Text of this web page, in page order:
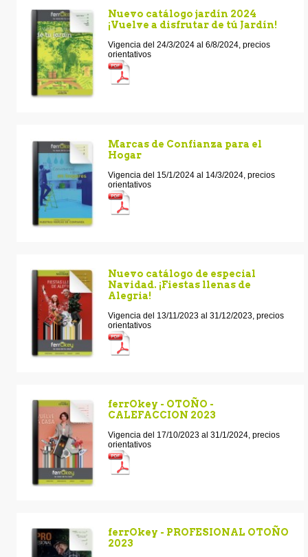
Nuevo catálogo jardín 2024
¡Vuelve a disfrutar de tú Jardín!
Vigencia del 24/3/2024 al 6/8/2024, precios
orientativos
Marcas de Confianza para el
Hogar
Vigencia del 15/1/2024 al 14/3/2024, precios
orientativos
Nuevo catálogo de especial
Navidad. ¡Fiestas llenas de
Alegria!
Vigencia del 13/11/2023 al 31/12/2023, precios
orientativos
ferrOkey - OTOÑO -
CALEFACCION 2023
Vigencia del 17/10/2023 al 31/1/2024, precios
orientativos
ferrOkey - PROFESIONAL OTOÑO
2023